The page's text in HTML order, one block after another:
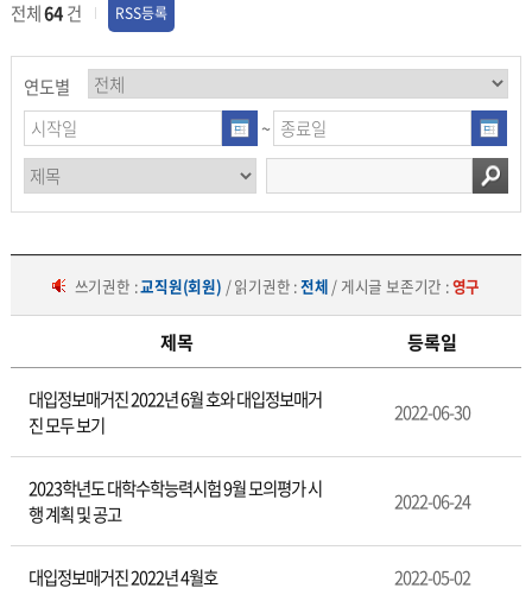
전체64건 RSS등록
연도별
~
쓰기권한 :교직원(회원) / 읽기권한 :전체 / 게시글 보존기간 :영구
육
제목 등록일
대입정보매거진 2022년 6월 호와 대입정보매거
진 모두 보기
2022-06-30
2023학년도 대학수학능력시험 9월 모의평가 시
행 계획 및 공고
2022-06-24
대입정보매거진 2022년 4월호 2022-05-02